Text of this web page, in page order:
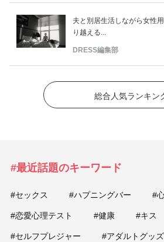
夫と別居生活しながら女性
り越える...
DRESS編集部
総合人気ランキン
#最近話題のキーワード
#セックス #ハプニングバー #
#恋愛心理テスト #健康 #キス
#セルフプレジャー #アダルトグッズ